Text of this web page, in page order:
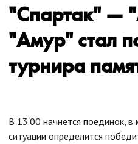
"Спартак" —
"Амур" стал
турнира
В 13.00 начнется поединок,
ситуации определится